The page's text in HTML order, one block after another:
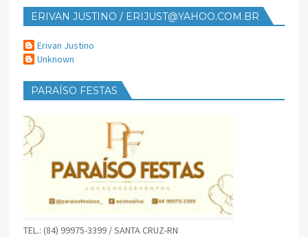
ERIVAN JUSTINO / ERIJUST@YAHOO.COM.BR
Erivan Justino
Unknown
PARAÍSO FESTAS
TEL.: (84) 99975-3399 / SANTA CRUZ-RN